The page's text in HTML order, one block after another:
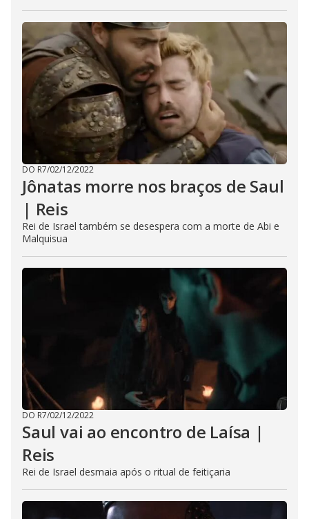
DO R7/02/12/2022
Jônatas morre nos braços de Saul
| Reis
Rei de Israel também se desespera com a morte de Abi e
Malquisua
DO R7/02/12/2022
Saul vai ao encontro de Laísa |
Reis
Rei de Israel desmaia após o ritual de feitiçaria